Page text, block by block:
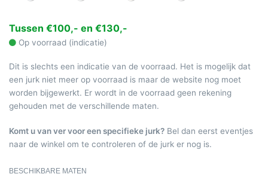
Tussen €100,- en €130,-
Op voorraad (indicatie)
Dit is slechts een indicatie van de voorraad. Het is mogelijk dat
een jurk niet meer op voorraad is maar de website nog moet
worden bijgewerkt. Er wordt in de voorraad geen rekening
gehouden met de verschillende maten.
Komt u van ver voor een specifieke jurk? Bel dan eerst eventjes
naar de winkel om te controleren of de jurk er nog is.
BESCHIKBARE MATEN